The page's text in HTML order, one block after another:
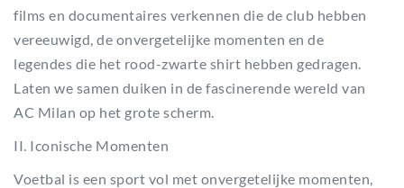
films en documentaires verkennen die de club hebben
vereeuwigd, de onvergetelijke momenten en de
legendes die het rood-zwarte shirt hebben gedragen.
Laten we samen duiken in de fascinerende wereld van
AC Milan op het grote scherm.
II. Iconische Momenten
Voetbal is een sport vol met onvergetelijke momenten,